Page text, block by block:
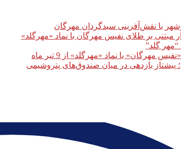
مبتنی بر طلای نفیس مهرگان با نماد «مهرگلد»
گلد”
با نماد «مهرگلد» از 9 تیر ماه
بازدهی در میان صندوق‌های پتروشیمی